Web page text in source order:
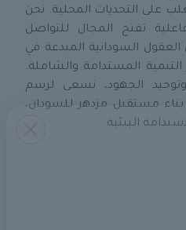
على التحديات المحلية. نحن
تفتح المجال للتواصل
العقول السودانية المبدعة في
التنمية المستدامة والشاملة.
الجهود، نسعى لرسم
مستقبل مزدهر للسودان،
البيئية.